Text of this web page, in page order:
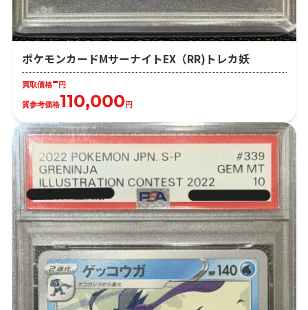
ポケモンカードMサーナイトEX（RR)トレカ妖
買取価格-円
質参考価格110,000円